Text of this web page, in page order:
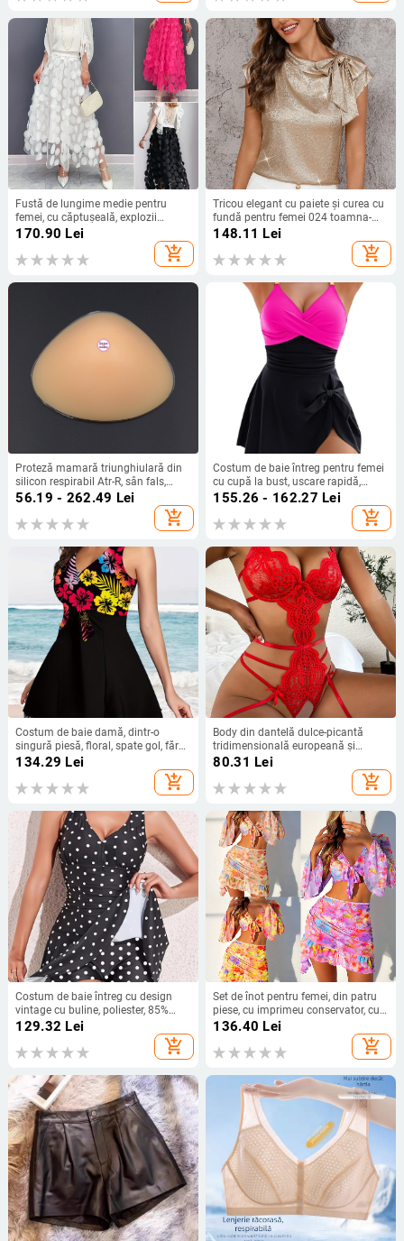
Fustă de lungime medie pentru
femei, cu căptușeală, explozii
transfrontaliere europene și
americane, primăvară și vară,
tridimensional, cusut decorativ,
170.90 Lei
add_shopping_cart
Tricou elegant cu paiete și curea cu
fundă pentru femei 024 toamna-
iarna nou, mânecă zburătoare,
148.11 Lei
add_shopping_cart
Proteză mamară triunghiulară din
silicon respirabil Atr-R, sân fals,
proteză mamară postoperatorie,
56.19 - 262.49 Lei
add_shopping_cart
Costum de baie întreg pentru femei
cu cupă la bust, uscare rapidă,
elasticitate înaltă, din nailon 80/20
cu căptușeală de poliester, fără
mâneci, 195 g
155.26 - 162.27 Lei
add_shopping_cart
Costum de baie damă, dintr-o
singură piesă, floral, spate gol, fără
mâneci, croială strânsă, elasticitate
mare, poliester cu căptușeală din
spandex 18%
134.29 Lei
add_shopping_cart
Body din dantelă dulce-picantă
tridimensională europeană și
americană nouă din fabrică 2022,
tentație sexy, comerț exterior,
lenjerie intimă, pijamale sexy
80.31 Lei
add_shopping_cart
Costum de baie întreg cu design
vintage cu buline, poliester, 85%
poliester
129.32 Lei
add_shopping_cart
Set de înot pentru femei, din patru
piese, cu imprimeu conservator, cu
bureți pentru sâni, fără suport
metalic; material principal: 82%
poliester, căptușeală: 18% spandex
136.40 Lei
add_shopping_cart